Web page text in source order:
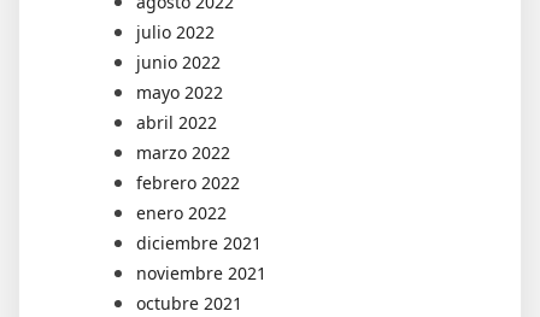
julio 2022
junio 2022
mayo 2022
abril 2022
marzo 2022
febrero 2022
enero 2022
diciembre 2021
noviembre 2021
octubre 2021